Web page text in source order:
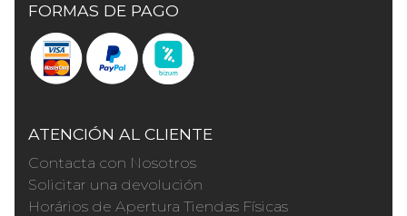
FORMAS DE PAGO
ATENCIÓN AL CLIENTE
Contacta con Nosotros
Solicitar una devolución
Horários de Apertura Tiendas Físicas